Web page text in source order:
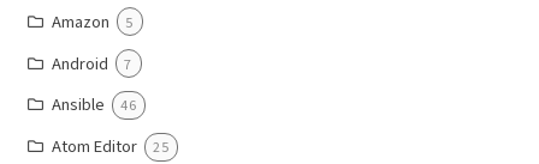
Amazon 5
Android 7
Ansible 46
Atom Editor 25